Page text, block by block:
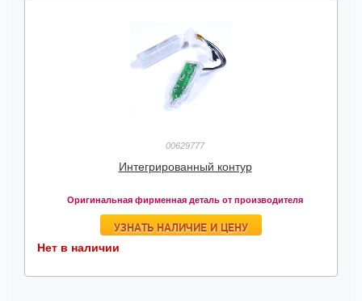
00629777
Интегрированный контур
Оригинальная фирменная деталь от производителя
УЗНАТЬ НАЛИЧИЕ И ЦЕНУ
Нет в наличии